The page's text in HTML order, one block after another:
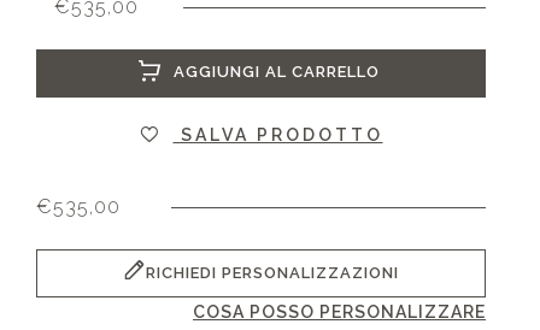
€535,00
AGGIUNGI AL CARRELLO
SALVA PRODOTTO
€535,00
RICHIEDI PERSONALIZZAZIONI
COSA POSSO PERSONALIZZARE